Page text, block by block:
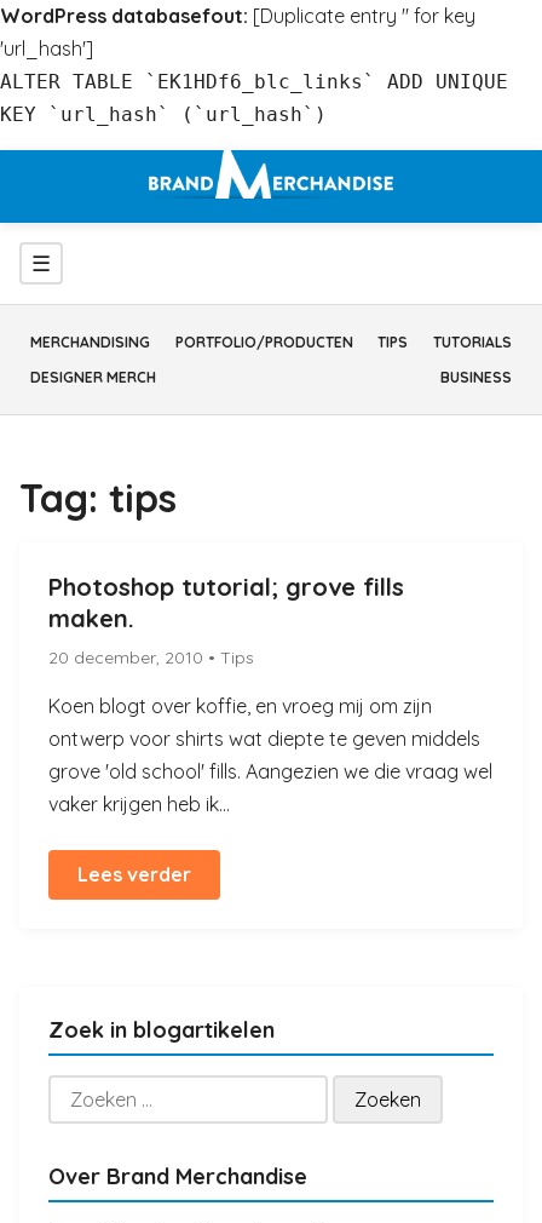
WordPress databasefout: [Duplicate entry '' for key
'url_hash']
ALTER TABLE `EK1HDf6_blc_links` ADD UNIQUE
KEY `url_hash` (`url_hash`)
inhoud
Menu
☰
MERCHANDISING PORTFOLIO/PRODUCTEN TIPS
TUTORIALS
DESIGNER MERCH
BUSINESS
Tag: tips
Photoshop tutorial; grove fills
maken.
20 december, 2010 • Tips
Koen blogt over koffie, en vroeg mij om zijn
ontwerp voor shirts wat diepte te geven middels
grove 'old school' fills. Aangezien we die vraag wel
vaker krijgen heb ik...
Lees verder
Zoek in blogartikelen
Zoeken
naar:
Over Brand Merchandise